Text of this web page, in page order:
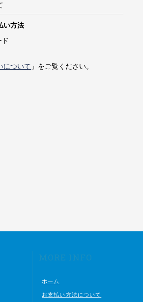
い方法
について 」をご覧ください。
MORE INFO
ホーム
お支払い方法について